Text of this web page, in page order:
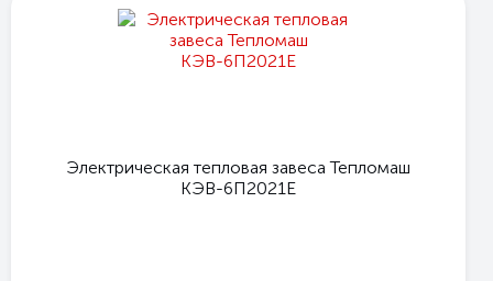
Электрическая тепловая завеса Тепломаш
КЭВ-6П2021Е